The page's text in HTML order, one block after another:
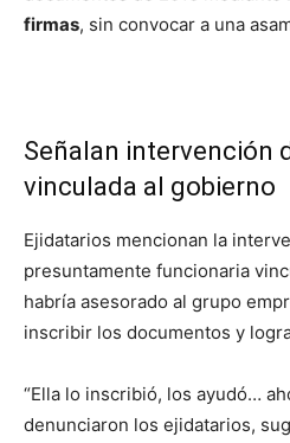
firmas, sin convocar a una
Señalan intervención
vinculada al gobierno
Ejidatarios mencionan la
presuntamente funcionaria
habría asesorado al grupo
inscribir los documentos y
“Ella lo inscribió, los ayudó…
denunciaron los ejidatarios,